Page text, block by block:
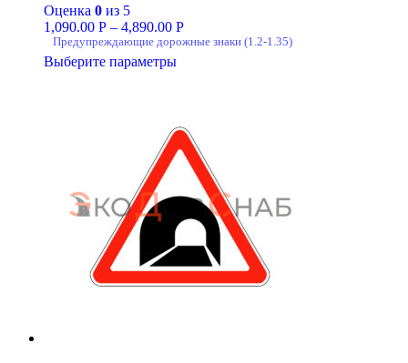
Оценка 0 из 5
1,090.00 Р – 4,890.00 Р
Предупреждающие дорожные знаки (1.2-1.35)
Выберите параметры